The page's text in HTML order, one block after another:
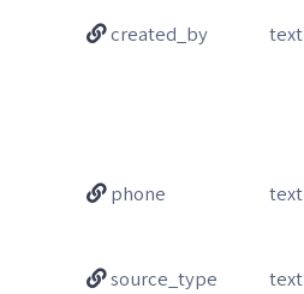
created_by
text
phone
text
source_type
text